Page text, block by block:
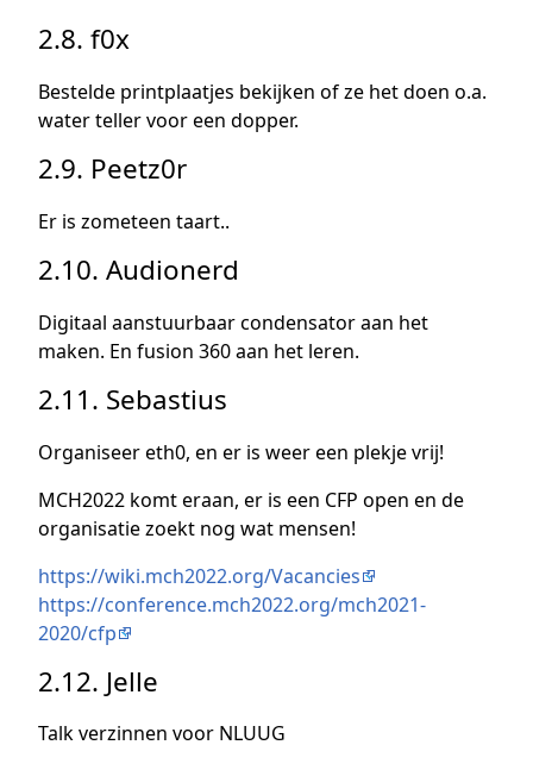
2.8. f0x
Bestelde printplaatjes bekijken of ze het doen o.a.
water teller voor een dopper.
2.9. Peetz0r
Er is zometeen taart..
2.10. Audionerd
Digitaal aanstuurbaar condensator aan het
maken. En fusion 360 aan het leren.
2.11. Sebastius
Organiseer eth0, en er is weer een plekje vrij!
MCH2022 komt eraan, er is een CFP open en de
organisatie zoekt nog wat mensen!
https://wiki.mch2022.org/Vacancies
https://conference.mch2022.org/mch2021-
2020/cfp
2.12. Jelle
Talk verzinnen voor NLUUG